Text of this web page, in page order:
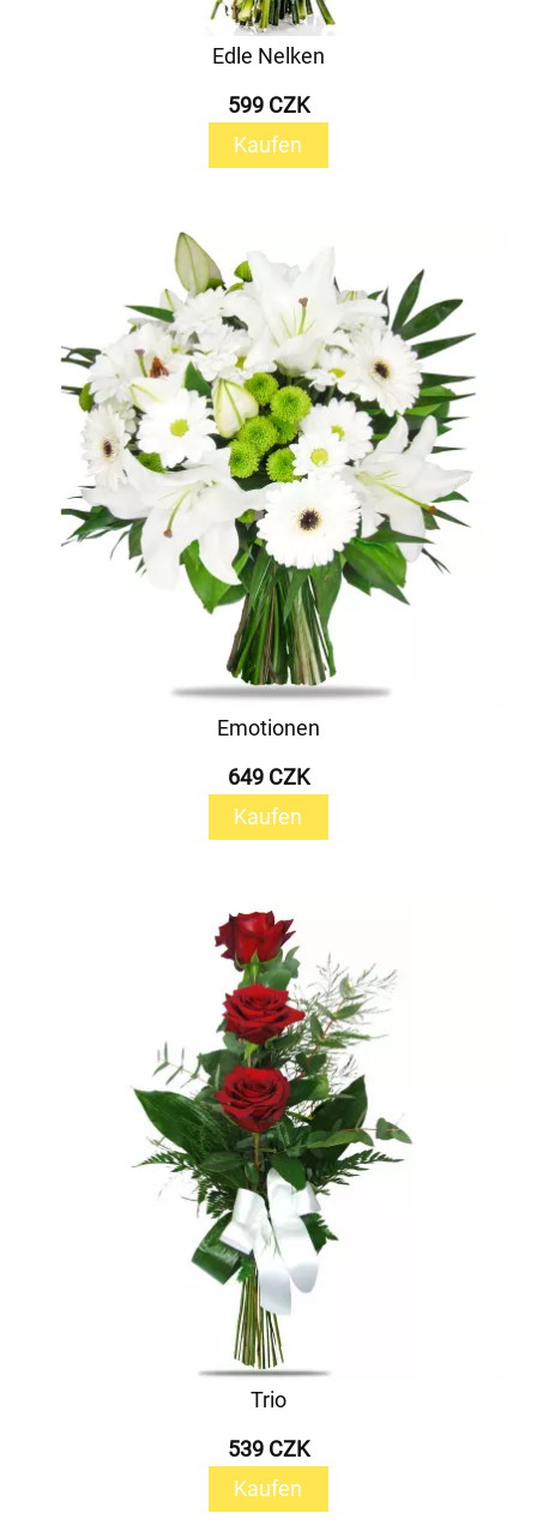
Edle Nelken
599 CZK
Kaufen
Emotionen
649 CZK
Kaufen
Trio
539 CZK
Kaufen